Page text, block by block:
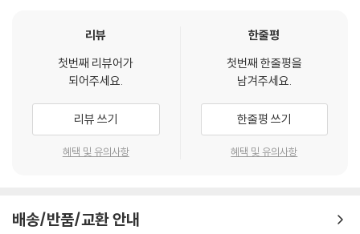
리뷰
첫번째 리뷰어가
되어주세요.
리뷰 쓰기
혜택 및 유의사항
한줄평
첫번째 한줄평을
남겨주세요.
한줄평 쓰기
혜택 및 유의사항
배송/반품/교환 안내